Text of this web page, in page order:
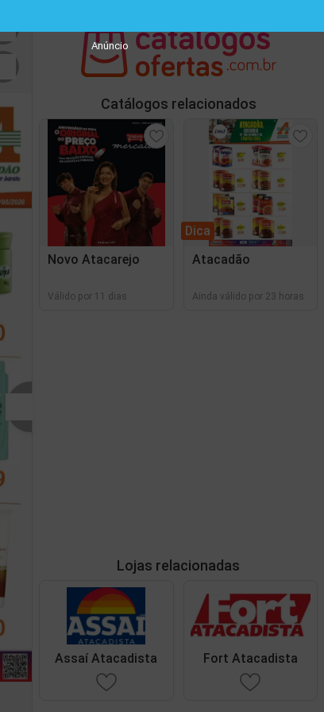
Anúncio
Catálogos relacionados
Novo Atacarejo
Válido por 11 dias
Dica
Atacadão
Ainda válido por 23 horas
Lojas relacionadas
Assaí Atacadista Fort Atacadista